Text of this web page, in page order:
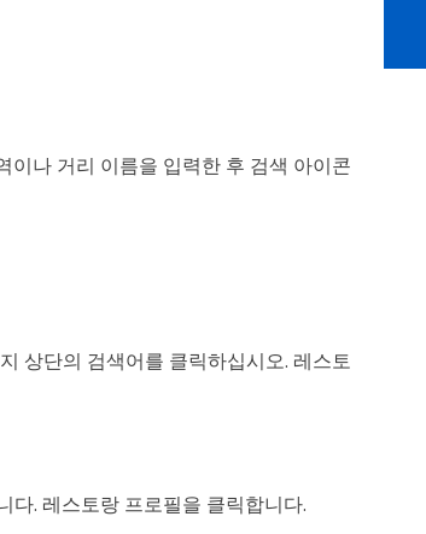
이나 거리 이름을 입력한 후 검색 아이콘
상단의 검색어를 클릭하십시오. 레스토
다. 레스토랑 프로필을 클릭합니다.